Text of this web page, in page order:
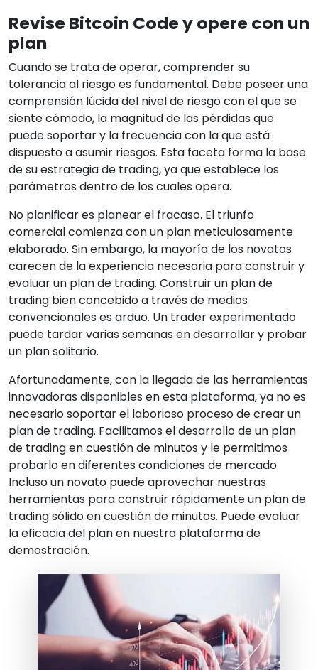
Revise Bitcoin Code y opere con un
plan
Cuando se trata de operar, comprender su
tolerancia al riesgo es fundamental. Debe poseer una
comprensión lúcida del nivel de riesgo con el que se
siente cómodo, la magnitud de las pérdidas que
puede soportar y la frecuencia con la que está
dispuesto a asumir riesgos. Esta faceta forma la base
de su estrategia de trading, ya que establece los
parámetros dentro de los cuales opera.
No planificar es planear el fracaso. El triunfo
comercial comienza con un plan meticulosamente
elaborado. Sin embargo, la mayoría de los novatos
carecen de la experiencia necesaria para construir y
evaluar un plan de trading. Construir un plan de
trading bien concebido a través de medios
convencionales es arduo. Un trader experimentado
puede tardar varias semanas en desarrollar y probar
un plan solitario.
Afortunadamente, con la llegada de las herramientas
innovadoras disponibles en esta plataforma, ya no es
necesario soportar el laborioso proceso de crear un
plan de trading. Facilitamos el desarrollo de un plan
de trading en cuestión de minutos y le permitimos
probarlo en diferentes condiciones de mercado.
Incluso un novato puede aprovechar nuestras
herramientas para construir rápidamente un plan de
trading sólido en cuestión de minutos. Puede evaluar
la eficacia del plan en nuestra plataforma de
demostración.